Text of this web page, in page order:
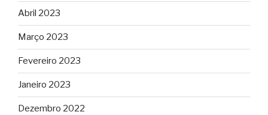
Abril 2023
Março 2023
Fevereiro 2023
Janeiro 2023
Dezembro 2022